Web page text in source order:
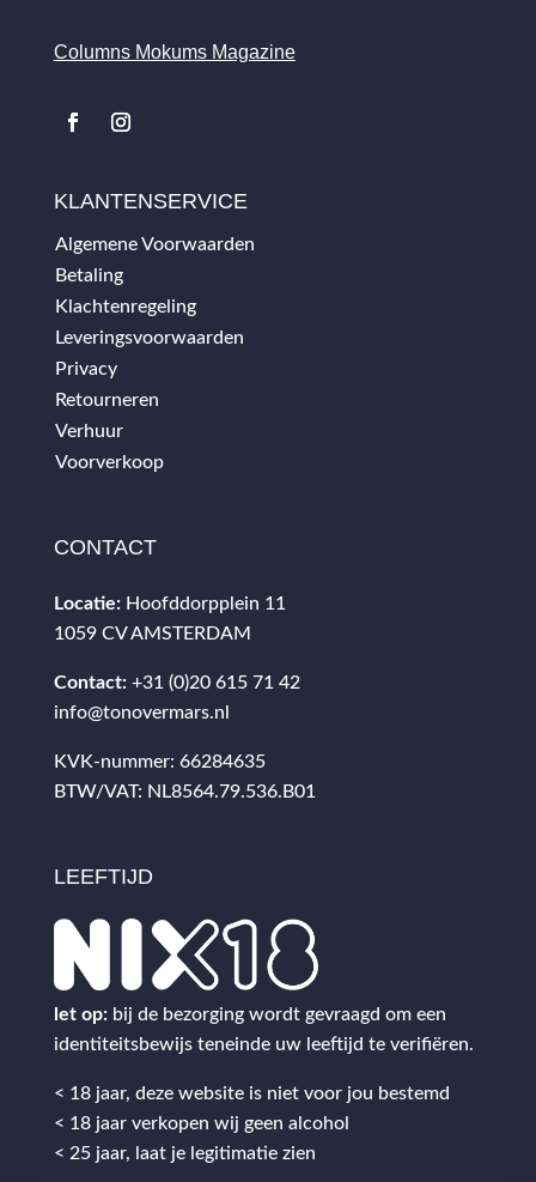
Columns Mokums Magazine
KLANTENSERVICE
Algemene Voorwaarden
Betaling
Klachtenregeling
Leveringsvoorwaarden
Privacy
Retourneren
Verhuur
Voorverkoop
CONTACT
Locatie: Hoofddorpplein 11
1059 CV AMSTERDAM
Contact: +31 (0)20 615 71 42
info@tonovermars.nl
KVK-nummer: 66284635
BTW/VAT: NL8564.79.536.B01
LEEFTIJD
let op: bij de bezorging wordt gevraagd om een
identiteitsbewijs teneinde uw leeftijd te verifiëren.
< 18 jaar, deze website is niet voor jou bestemd
< 18 jaar verkopen wij geen alcohol
< 25 jaar, laat je legitimatie zien